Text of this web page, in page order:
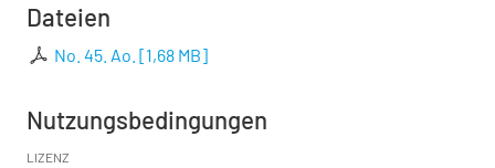
Dateien
No. 45. Ao. [1,68 MB]
Nutzungsbedingungen
LIZENZ